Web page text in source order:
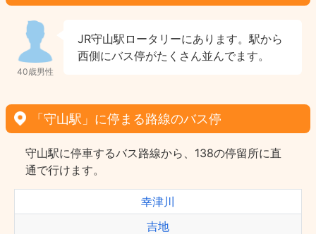
40歳男性
JR守山駅ロータリーにあります。駅から
西側にバス停がたくさん並んでます。
「守山駅」に停まる路線のバス停
守山駅に停車するバス路線から、138の停留所に直
通で行けます。
幸津川
吉地